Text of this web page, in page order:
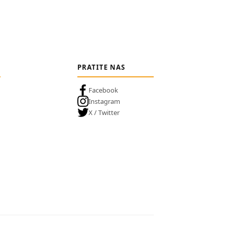
PRATITE NAS
Facebook
Instagram
X / Twitter